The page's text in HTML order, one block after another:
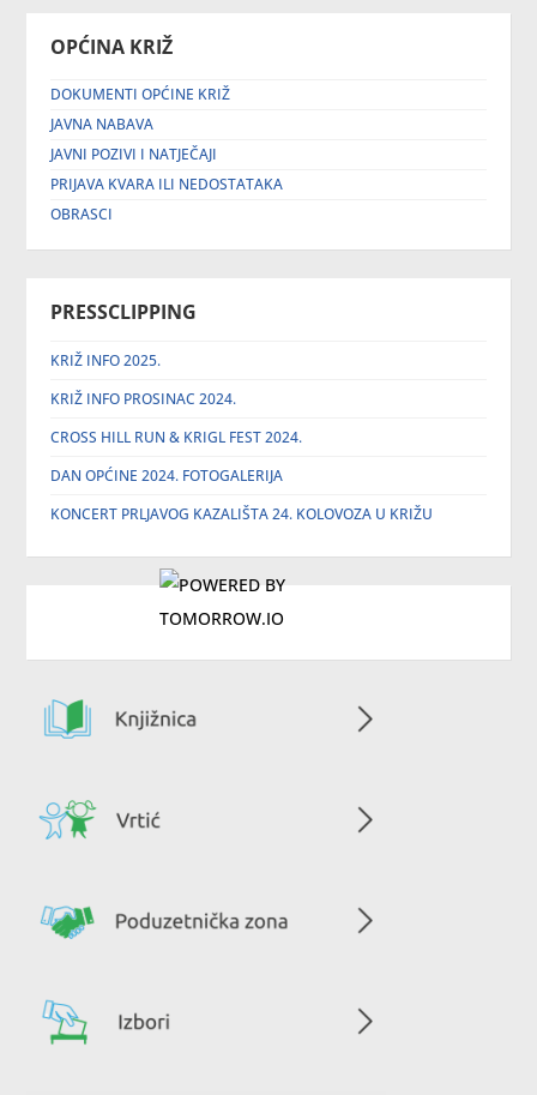
OPĆINA KRIŽ
DOKUMENTI OPĆINE KRIŽ
JAVNA NABAVA
JAVNI POZIVI I NATJEČAJI
PRIJAVA KVARA ILI NEDOSTATAKA
OBRASCI
PRESSCLIPPING
KRIŽ INFO 2025.
KRIŽ INFO PROSINAC 2024.
CROSS HILL RUN & KRIGL FEST 2024.
DAN OPĆINE 2024. FOTOGALERIJA
KONCERT PRLJAVOG KAZALIŠTA 24. KOLOVOZA U KRIŽU